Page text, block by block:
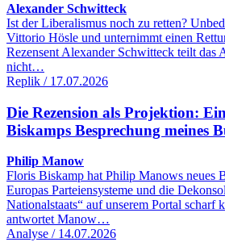
Alexander Schwitteck
Ist der Liberalismus noch zu retten?
Vittorio Hösle und unternimmt einen
Rezensent Alexander Schwitteck teilt das
nicht…
Replik / 17.07.2026
Die Rezension als Projektion:
Biskamps Besprechung meines
Philip Manow
Floris Biskamp hat Philip Manows neues
Europas Parteiensysteme und die
Nationalstaats“ auf unserem Portal scharf
antwortet Manow…
Analyse / 14.07.2026